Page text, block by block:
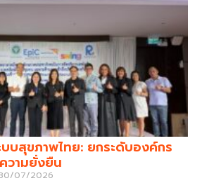
บสุขภาพไทย: ยกระดับองค์กร
วามยั่งยืน
07/2026